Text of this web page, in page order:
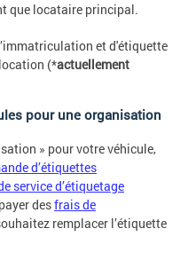
que locataire principal.
et d'étiquette
(*actuellement
pour une organisation
» pour votre véhicule,
d’étiquettes
service d’étiquetage
desfrais de
remplacer l’étiquette